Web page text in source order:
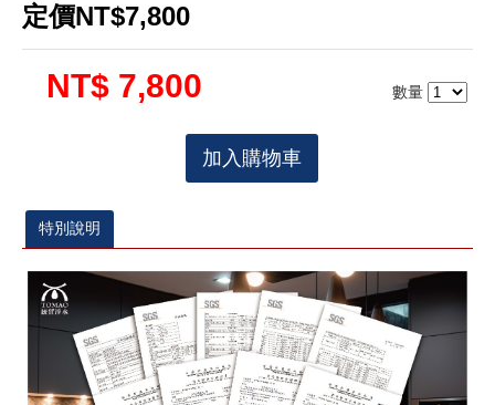
定價NT$7,800
NT$ 7,800 數量
加入購物車
特別說明